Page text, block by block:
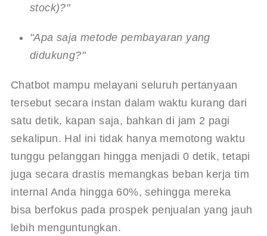
stock)?"
"Apa saja metode pembayaran yang
didukung?"
Chatbot mampu melayani seluruh pertanyaan
tersebut secara instan dalam waktu kurang dari
satu detik, kapan saja, bahkan di jam 2 pagi
sekalipun. Hal ini tidak hanya memotong waktu
tunggu pelanggan hingga menjadi 0 detik, tetapi
juga secara drastis memangkas beban kerja tim
internal Anda hingga 60%, sehingga mereka
bisa berfokus pada prospek penjualan yang jauh
lebih menguntungkan.